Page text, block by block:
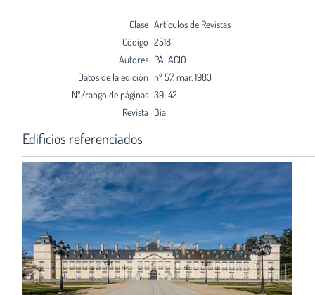
Clase Artículos de Revistas
Código 2518
Autores PALACIO
Datos de la edición nº 57, mar. 1983
Nº/rango de páginas 39-42
Revista Bia
Edificios referenciados